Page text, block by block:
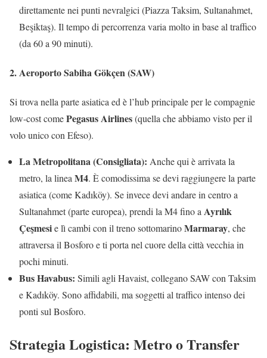
direttamente nei punti nevralgici (Piazza Taksim, Sultanahmet,
Beşiktaş). Il tempo di percorrenza varia molto in base al traffico
(da 60 a 90 minuti).
2. Aeroporto Sabiha Gökçen (SAW)
Si trova nella parte asiatica ed è l’hub principale per le compagnie
low-cost comePegasus Airlines(quella che abbiamo visto per il
volo unico con Efeso).
La Metropolitana (Consigliata): Anche qui è arrivata la
metro, la lineaM4. È comodissima se devi raggiungere la parte
asiatica (come Kadıköy). Se invece devi andare in centro a
Sultanahmet (parte europea), prendi la M4 fino aAyrılık
Çeşmesie lì cambi con il treno sottomarinoMarmaray, che
attraversa il Bosforo e ti porta nel cuore della città vecchia in
pochi minuti.
Bus Havabus: Simili agli Havaist, collegano SAW con Taksim
e Kadıköy. Sono affidabili, ma soggetti al traffico intenso dei
ponti sul Bosforo.
Strategia Logistica: Metro o Transfer